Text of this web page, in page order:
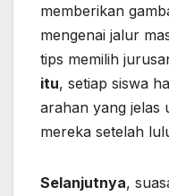
memberikan
mengenai jalur
tips memilih
itu, setiap siswa
arahan yang jelas
mereka setelah
Selanjutnya,